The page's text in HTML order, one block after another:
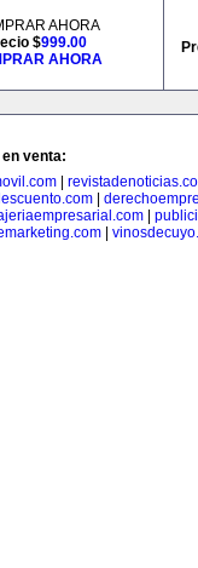
AHORA
$999.00
AHORA
venta:
|
|
|